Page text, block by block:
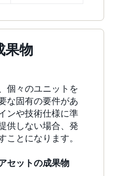
果物
個々のユニットを
な固有の要件があ
ンや技術仕様に準
供しない場合、発
ことになります。
セットの成果物